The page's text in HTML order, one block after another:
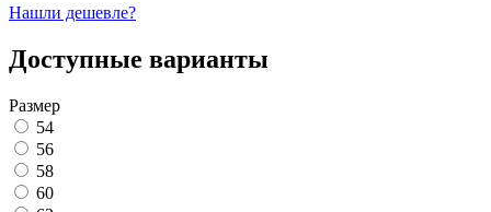
Нашли дешевле?
Доступные варианты
Размер
54
56
58
60